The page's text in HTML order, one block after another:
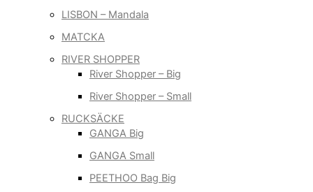
LISBON – Mandala
MATCKA
RIVER SHOPPER
River Shopper – Big
River Shopper – Small
RUCKSÄCKE
GANGA Big
GANGA Small
PEETHOO Bag Big